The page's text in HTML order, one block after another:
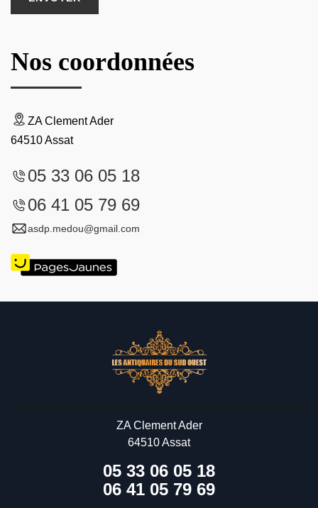
Nos coordonnées
ZA Clement Ader
64510 Assat
05 33 06 05 18
06 41 05 79 69
asdp.medou@gmail.com
ZA Clement Ader
64510 Assat
05 33 06 05 18
06 41 05 79 69